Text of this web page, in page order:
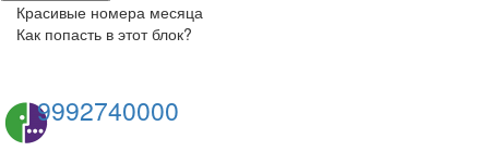
Красивые номера месяца
Как попасть в этот блок?
9992740000